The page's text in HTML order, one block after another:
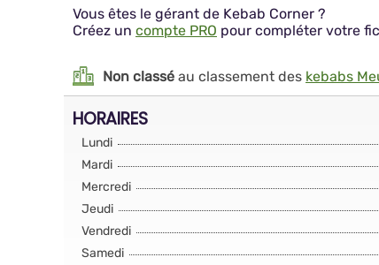
Vous êtes le gérant de Kebab Corner ?
Créez un compte PRO pour compléter votre
Non classé au classement des kebabs
HORAIRES
Lundi
Mardi
Mercredi
Jeudi
Vendredi
Samedi